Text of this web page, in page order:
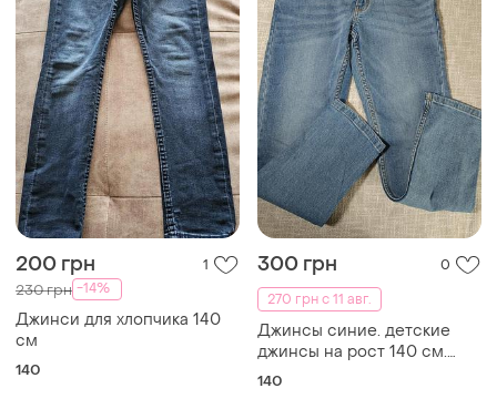
200 грн 1
230 грн -14%
Джинси для хлопчика 140
см
140
300 грн
0
270 грн с 11 авг.
Джинсы синие. детские
джинсы на рост 140 см.
джинсы на девочку на рост
140